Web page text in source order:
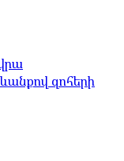
զոհերի